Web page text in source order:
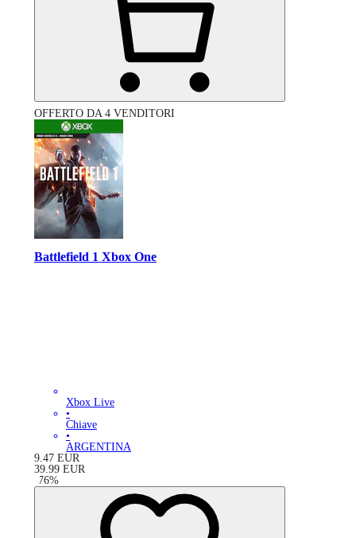
OFFERTO DA 4 VENDITORI
Battlefield 1 Xbox One
Xbox Live
•
Chiave
•
ARGENTINA
9.47 EUR
39.99 EUR
-76%